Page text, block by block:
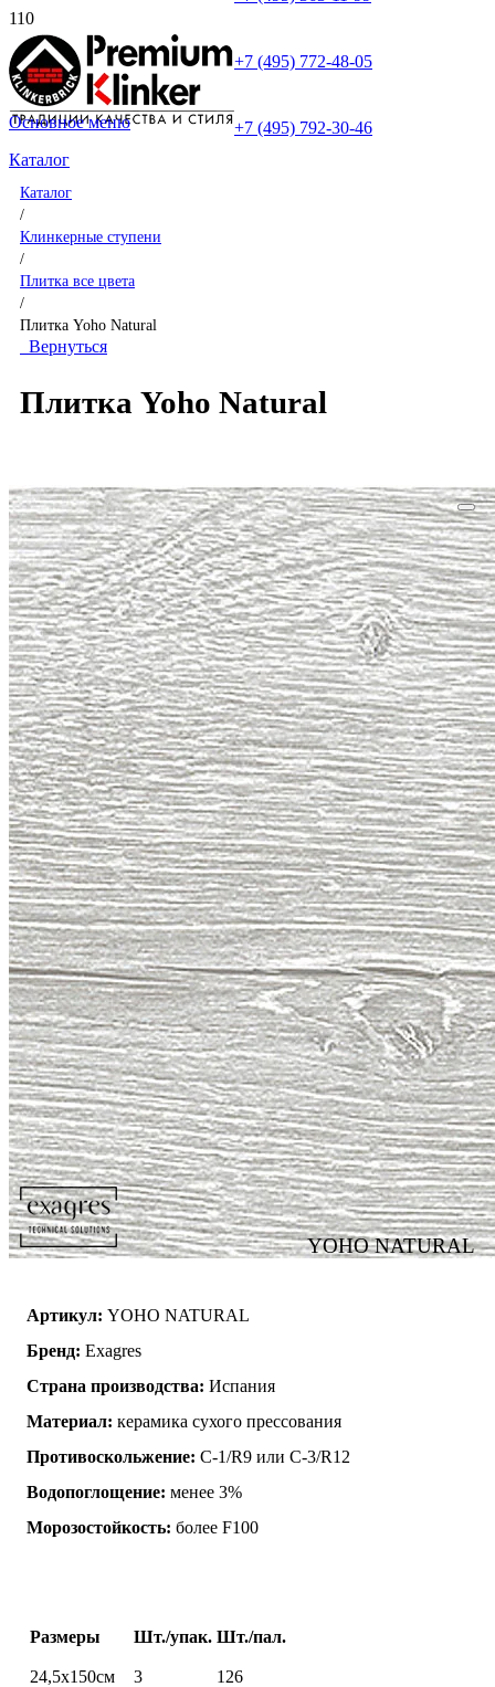
+7 (495) 772-48-05
+7 (495) 792-30-46
Основное меню
Каталог
Каталог
/
Клинкерные ступени
/
Плитка все цвета
/
Плитка Yoho Natural
Вернуться
Плитка Yoho Natural
YOHO NATURAL
Артикул: YOHO NATURAL
Бренд: Exagres
Страна производства: Испания
Материал: керамика сухого прессования
Противоскольжение: C-1/R9 или C-3/R12
Водопоглощение: менее 3%
Морозостойкость: более F100
Размеры Шт./упак. Шт./пал.
24,5х150см 3 126